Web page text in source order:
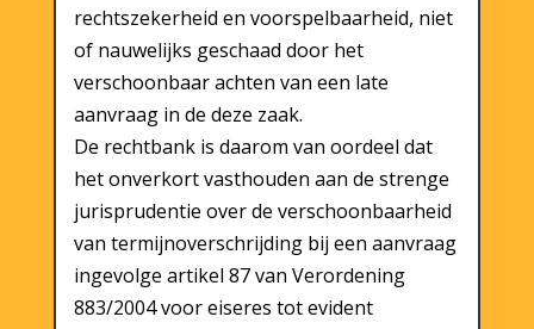
rechtszekerheid en voorspelbaarheid, niet
of nauwelijks geschaad door het
verschoonbaar achten van een late
aanvraag in de deze zaak.
De rechtbank is daarom van oordeel dat
het onverkort vasthouden aan de strenge
jurisprudentie over de verschoonbaarheid
van termijnoverschrijding bij een aanvraag
ingevolge artikel 87 van Verordening
883/2004 voor eiseres tot evident